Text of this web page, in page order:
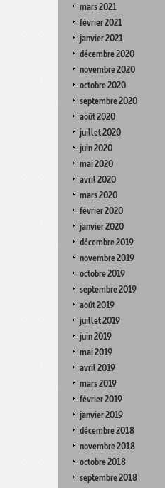
mars 2021
février 2021
janvier 2021
décembre 2020
novembre 2020
octobre 2020
septembre 2020
août 2020
juillet 2020
juin 2020
mai 2020
avril 2020
mars 2020
février 2020
janvier 2020
décembre 2019
novembre 2019
octobre 2019
septembre 2019
août 2019
juillet 2019
juin 2019
mai 2019
avril 2019
mars 2019
février 2019
janvier 2019
décembre 2018
novembre 2018
octobre 2018
septembre 2018